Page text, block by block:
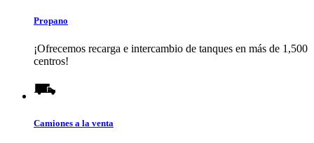
Propano
¡Ofrecemos recarga e intercambio de tanques en más de 1,500
centros!
Camiones a la venta